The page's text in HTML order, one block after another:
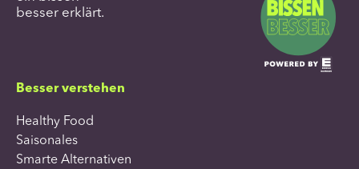
besser erklärt.
Besser verstehen
Healthy Food
Saisonales
Smarte Alternativen